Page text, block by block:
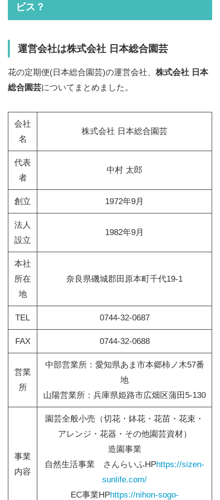
ビス？
運営会社は株式会社 日本総合園芸
花の定期便(日本総合園芸)の運営会社、 株式会社 日本
総合園芸についてまとめました。
会社
名
株式会社 日本総合園芸
代表
者
中村 太郎
創立 1972年9月
法人
設立
1982年9月
本社
所在
地
奈良県磯城郡田原本町千代19-1
TEL 0744-32-0687
FAX 0744-32-0688
営業
所
中部営業所：愛知県あま市本郷柿ノ木57番
地
山陽営業所：兵庫県姫路市広畑区蒲田5-130
事業
内容
園芸全般小売（切花・鉢花・花苗・花束・
アレンジ・花器・その他園芸資材）
造園事業
自然生活事業 さんらいふHPhttps://sizen-
sunlife.com/
EC事業HPhttps://nihon-sogo-